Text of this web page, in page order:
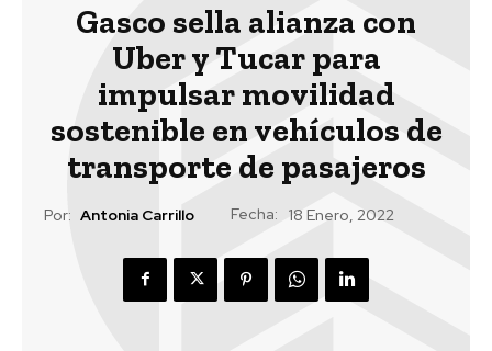
Gasco sella alianza con
Uber y Tucar para
impulsar movilidad
sostenible en vehículos de
transporte de pasajeros
Por: Antonia Carrillo Fecha: 18 Enero, 2022